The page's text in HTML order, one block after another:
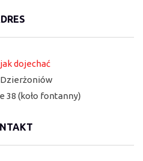
dojechać
Dzierżoniów
38 (koło fontanny)